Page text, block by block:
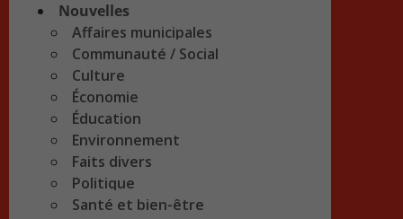
Nouvelles
Affaires municipales
Communauté / Social
Culture
Économie
Éducation
Environnement
Faits divers
Politique
Santé et bien-être